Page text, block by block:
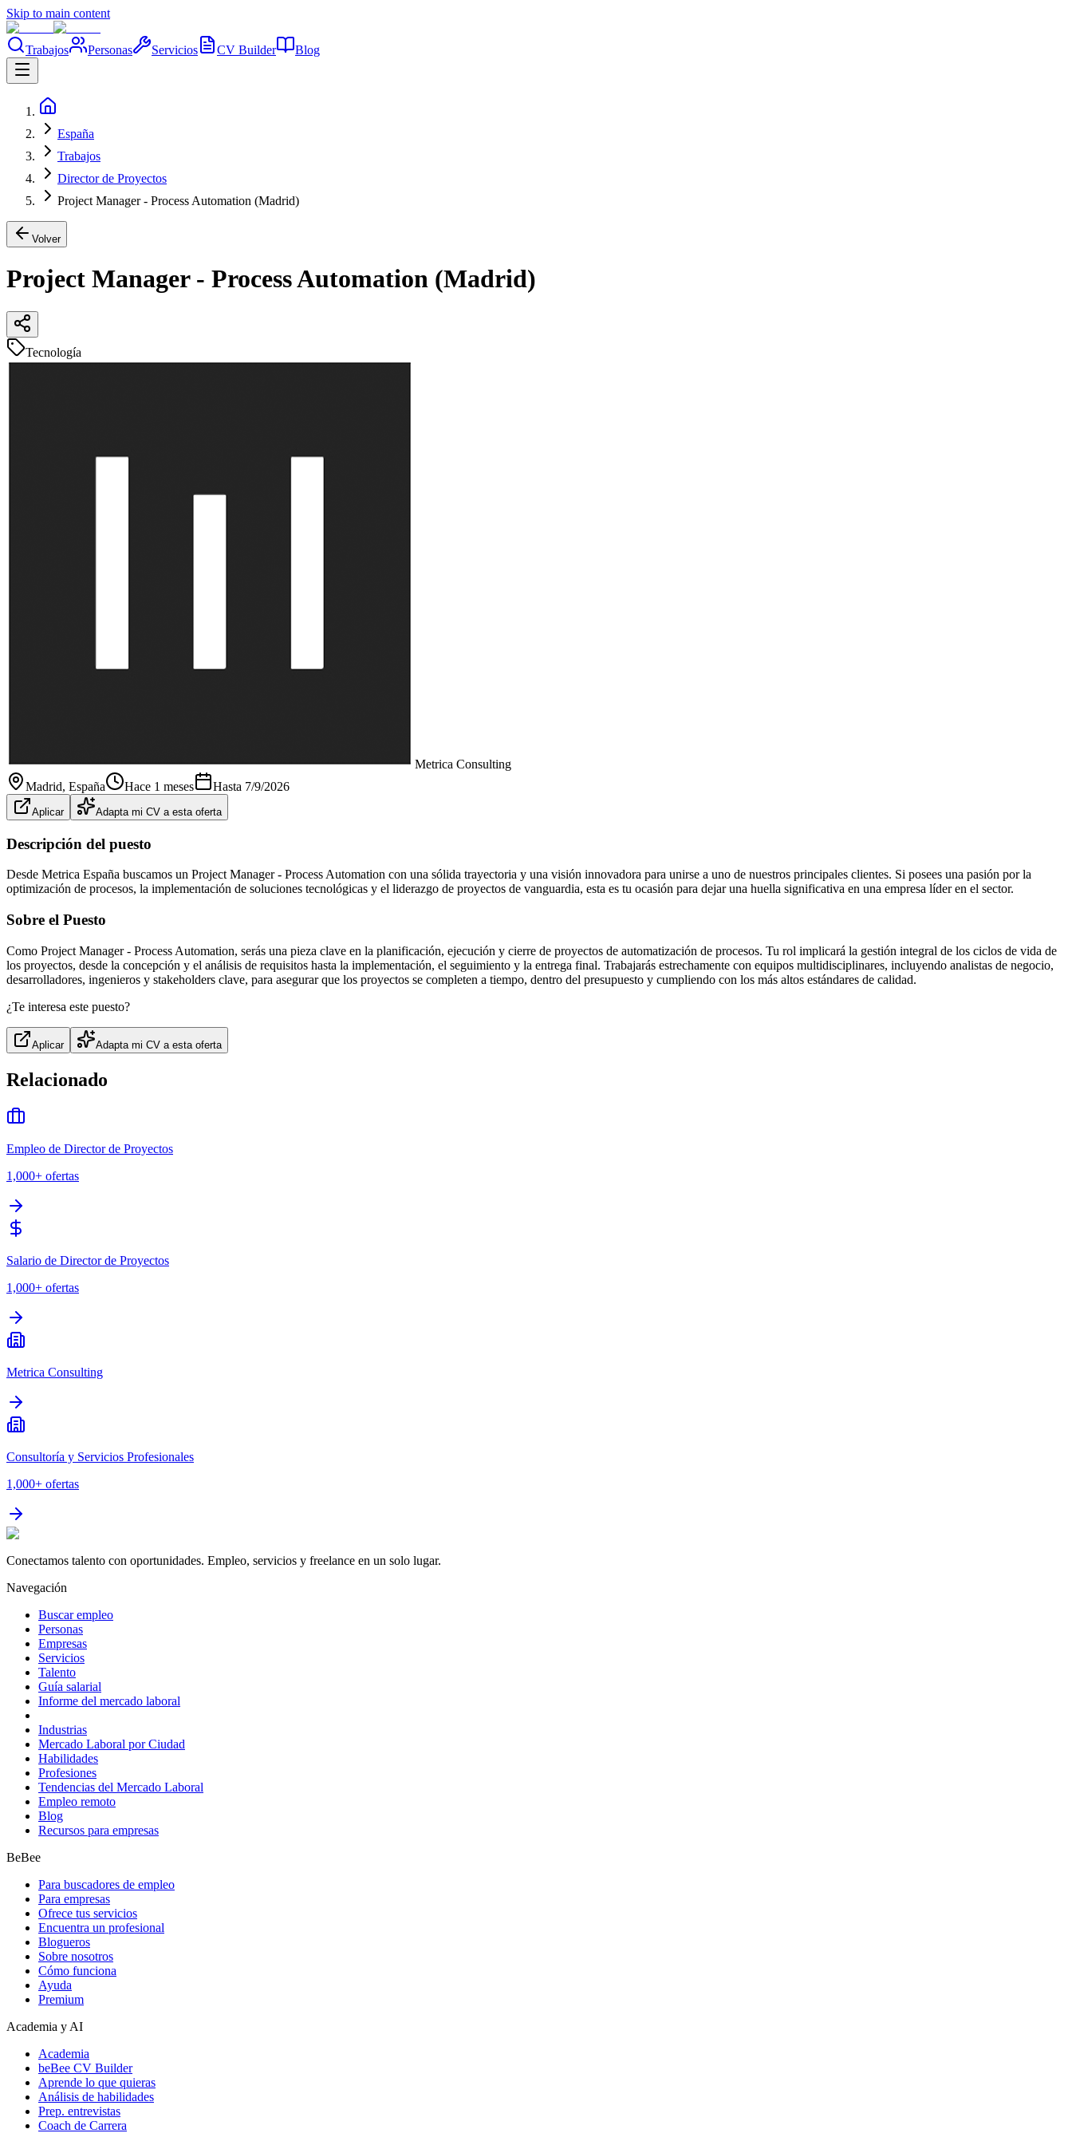
Skip to main content
Trabajos Personas Servicios CV Builder Blog
España
Trabajos
Director de Proyectos
Project Manager - Process Automation (Madrid)
Volver
Project Manager - Process Automation (Madrid)
Tecnología
Metrica Consulting
Madrid, España Hace 1 meses Hasta 7/9/2026
Aplicar Adapta mi CV a esta oferta
Descripción del puesto
Desde Metrica España buscamos un Project Manager - Process Automation con una sólida trayectoria y una visión innovadora para unirse a uno de nuestros principales clientes. Si posees una pasión por la
optimización de procesos, la implementación de soluciones tecnológicas y el liderazgo de proyectos de vanguardia, esta es tu ocasión para dejar una huella significativa en una empresa líder en el sector.
Sobre el Puesto
Como Project Manager - Process Automation, serás una pieza clave en la planificación, ejecución y cierre de proyectos de automatización de procesos. Tu rol implicará la gestión integral de los ciclos de vida de
los proyectos, desde la concepción y el análisis de requisitos hasta la implementación, el seguimiento y la entrega final. Trabajarás estrechamente con equipos multidisciplinares, incluyendo analistas de negocio,
desarrolladores, ingenieros y stakeholders clave, para asegurar que los proyectos se completen a tiempo, dentro del presupuesto y cumpliendo con los más altos estándares de calidad.
¿Te interesa este puesto?
Aplicar Adapta mi CV a esta oferta
Relacionado
Empleo de Director de Proyectos
1,000+ ofertas
Salario de Director de Proyectos
1,000+ ofertas
Metrica Consulting
Consultoría y Servicios Profesionales
1,000+ ofertas
Conectamos talento con oportunidades. Empleo, servicios y freelance en un solo lugar.
Navegación
Buscar empleo
Personas
Empresas
Servicios
Talento
Guía salarial
Informe del mercado laboral
Industrias
Mercado Laboral por Ciudad
Habilidades
Profesiones
Tendencias del Mercado Laboral
Empleo remoto
Blog
Recursos para empresas
BeBee
Para buscadores de empleo
Para empresas
Ofrece tus servicios
Encuentra un profesional
Blogueros
Sobre nosotros
Cómo funciona
Ayuda
Premium
Academia y AI
Academia
beBee CV Builder
Aprende lo que quieras
Análisis de habilidades
Prep. entrevistas
Coach de Carrera